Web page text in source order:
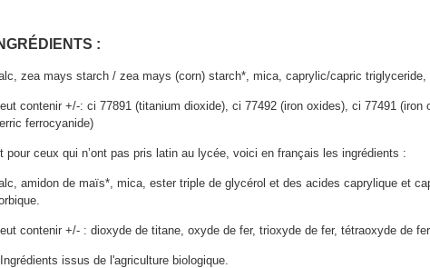
:
zea mays starch / zea mays (corn) starch*, mica, caprylic/capric
contenir +/-: ci 77891 (titanium dioxide), ci 77492 (iron oxides), ci 77491
ferrocyanide)
pour ceux qui n’ont pas pris latin au lycée, voici en français les ingrédients :
amidon de maïs*, mica, ester triple de glycérol et des acides caprylique et
contenir +/- : dioxyde de titane, oxyde de fer, trioxyde de fer, tétraoxyde de
issus de l'agriculture biologique.